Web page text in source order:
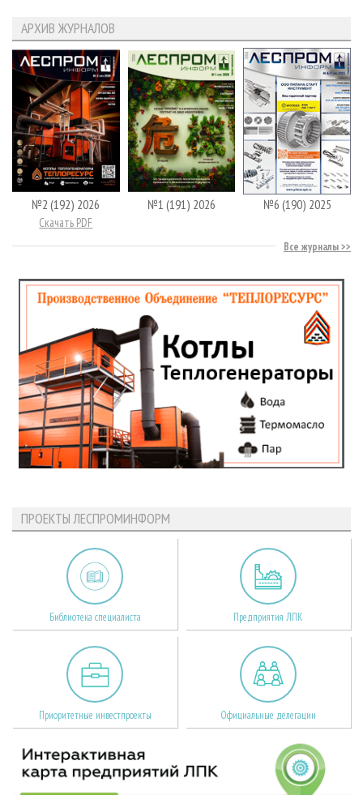
АРХИВ ЖУРНАЛОВ
№2 (192) 2026
Скачать PDF
№1 (191) 2026 №6 (190) 2025
Все журналы
ПРОЕКТЫ ЛЕСПРОМИНФОРМ
Библиотека специалиста Предприятия ЛПК
Приоритетные инвестпроекты Официальные делегации